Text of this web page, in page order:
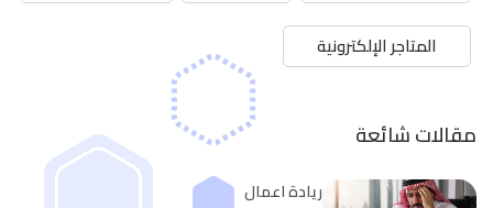
مقالات شائعة
ريادة اعمال
المتاجر الإلكترونية